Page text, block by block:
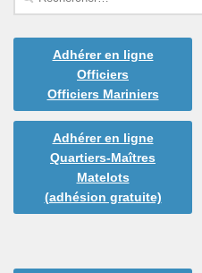
Adhérer en ligne
Officiers
Officiers Mariniers
Adhérer en ligne
Quartiers-Maîtres
Matelots
(adhésion gratuite)